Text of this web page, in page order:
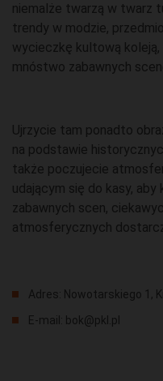
niemalże twarzą w twarz
trendy w modzie,
wycieczkę kultową koleją,
mnóstwo zabawnych
Ujrzycie tam ponadto
na podstawie
także poczujecie
udającym się do kasy, aby
zabawnych scen,
atmosferycznych
Adres: Nowotarskiego 1,
E-mail: bok@pkl.pl